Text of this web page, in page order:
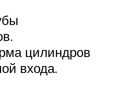
цилиндров
входа.